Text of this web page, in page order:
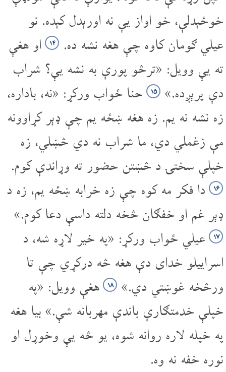
خوځېدلې، خو اواز یې نه اورېدل کېده. نو
عیلي ګومان کاوه چې هغه نشه ده.
۱۴ او هغې
ته یې وویل: «ترڅو پورې به نشه یې؟ شراب
دې پرېږده.»
۱۵ حنا ځواب ورکړ: «نه، باداره،
زه نشه نه یم. زه هغه ښځه یم چې ډېر کړاوونه
مې زغملي دي، ما شراب نه دي څښلي، زه
خپلې سختۍ د څښتن حضور ته وړاندې کوم.
۱۶ دا فکر مه کوه چې زه خرابه ښځه یم، زه د
ډېر غم او خفګان څخه دلته داسې دعا کوم.»
۱۷ عیلي ځواب ورکړ: «په خیر لاړه شه، د
اسراییلو خدای دې هغه څه درکړي چې تا
ورڅخه غوښتي دي.»
۱۸ هغې وویل: «په
خپلې خدمتګارې باندې مهربانه شې.» بیا هغه
په خپله لاره روانه شوه، یو څه یې وخوړل او
نوره خفه نه وه.